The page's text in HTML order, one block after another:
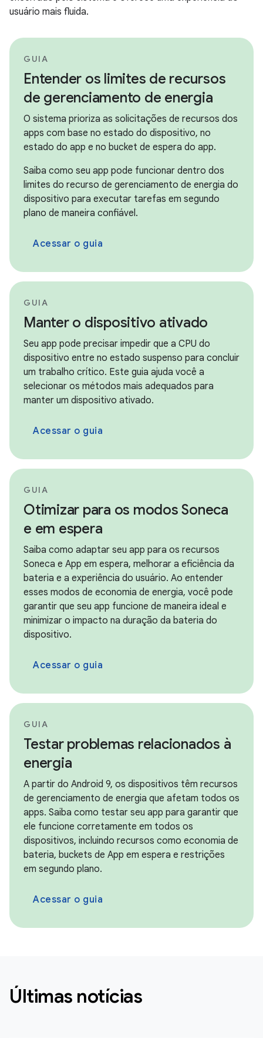
usuário mais fluida.
GUIA
Entender os limites de recursos
de gerenciamento de energia
O sistema prioriza as solicitações de recursos dos
apps com base no estado do dispositivo, no
estado do app e no bucket de espera do app.
Saiba como seu app pode funcionar dentro dos
limites do recurso de gerenciamento de energia do
dispositivo para executar tarefas em segundo
plano de maneira confiável.
Acessar o guia
GUIA
Manter o dispositivo ativado
Seu app pode precisar impedir que a CPU do
dispositivo entre no estado suspenso para concluir
um trabalho crítico. Este guia ajuda você a
selecionar os métodos mais adequados para
manter um dispositivo ativado.
Acessar o guia
GUIA
Otimizar para os modos Soneca
e em espera
Saiba como adaptar seu app para os recursos
Soneca e App em espera, melhorar a eficiência da
bateria e a experiência do usuário. Ao entender
esses modos de economia de energia, você pode
garantir que seu app funcione de maneira ideal e
minimizar o impacto na duração da bateria do
dispositivo.
Acessar o guia
GUIA
Testar problemas relacionados à
energia
A partir do Android 9, os dispositivos têm recursos
de gerenciamento de energia que afetam todos os
apps. Saiba como testar seu app para garantir que
ele funcione corretamente em todos os
dispositivos, incluindo recursos como economia de
bateria, buckets de App em espera e restrições
em segundo plano.
Acessar o guia
Últimas notícias